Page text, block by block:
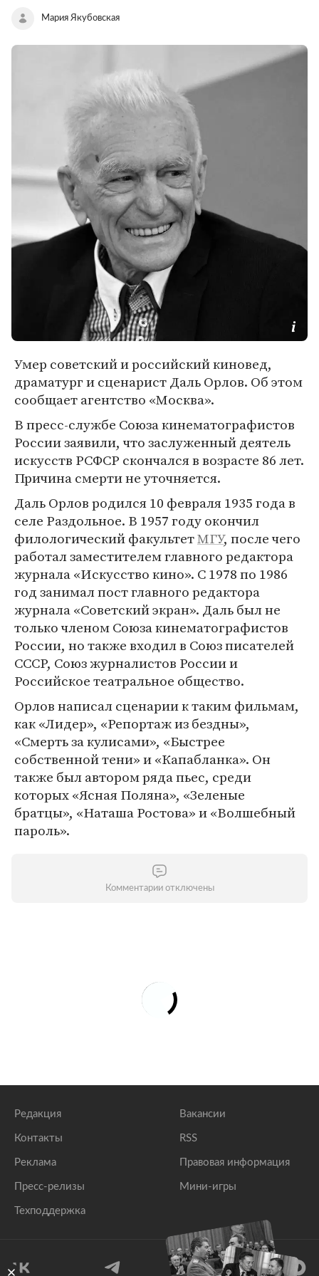
Мария Якубовская
Умер советский и российский киновед,
драматург и сценарист Даль Орлов. Об этом
сообщает агентство «Москва».
В пресс-службе Союза кинематографистов
России заявили, что заслуженный деятель
искусств РСФСР скончался в возрасте 86 лет.
Причина смерти не уточняется.
Даль Орлов родился 10 февраля 1935 года в
селе Раздольное. В 1957 году окончил
филологический факультетМГУ, после чего
работал заместителем главного редактора
журнала «Искусство кино». С 1978 по 1986
год занимал пост главного редактора
журнала «Советский экран». Даль был не
только членом Союза кинематографистов
России, но также входил в Союз писателей
СССР, Союз журналистов России и
Российское театральное общество.
Орлов написал сценарии к таким фильмам,
как «Лидер», «Репортаж из бездны»,
«Смерть за кулисами», «Быстрее
собственной тени» и «Капабланка». Он
также был автором ряда пьес, среди
которых «Ясная Поляна», «Зеленые
братцы», «Наташа Ростова» и «Волшебный
пароль».
Комментарии отключены
Редакция
Контакты
Реклама
Пресс-релизы
Техподдержка
Вакансии
RSS
Правовая информация
Мини-игры